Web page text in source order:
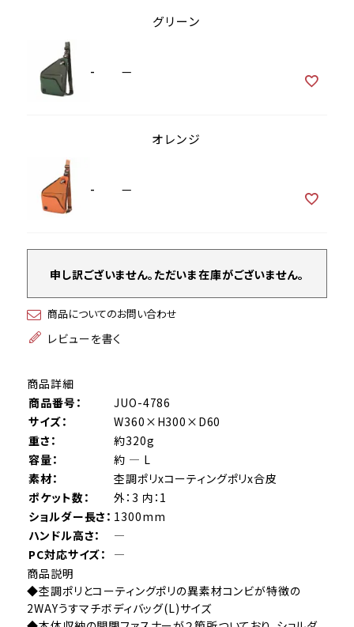
グリーン
- —
オレンジ
- —
申し訳ございません。ただいま在庫がございません。
商品についてのお問い合わせ
レビューを書く
商品詳細
商品番号：
JUO-4786
サイズ：
W360×H300×D60
重さ：
約320g
容量：
約 ― L
素材：
杢調ポリxコーティングポリx合皮
ポケット数：
外：3 内：1
ショルダー長さ： 1300mm
ハンドル高さ：
―
PC対応サイズ：
―
商品説明
◆杢調ポリとコーティングポリの異素材コンビが特徴の
2WAYうすマチボディバッグ(L)サイズ